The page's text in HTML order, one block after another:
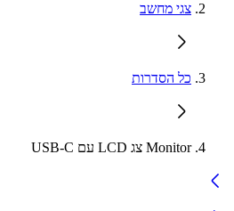
צגי מחשב
כל הסדרות
Monitor צג LCD עם USB-C